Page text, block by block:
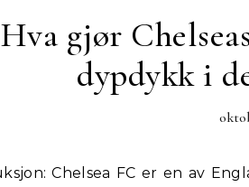
Hva gjør
dypdykk i